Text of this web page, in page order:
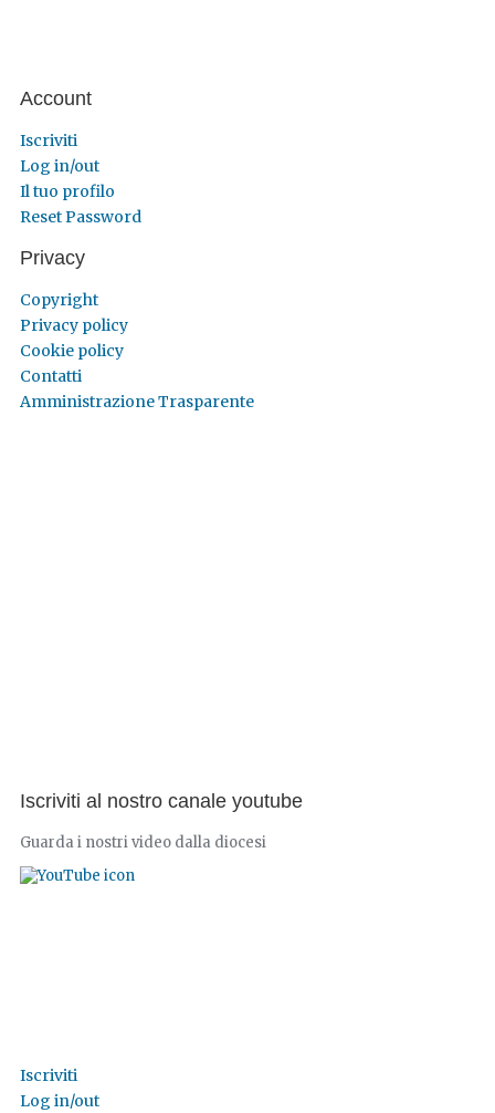
Account
Iscriviti
Log in/out
Il tuo profilo
Reset Password
Privacy
Copyright
Privacy policy
Cookie policy
Contatti
Amministrazione Trasparente
Iscriviti al nostro canale youtube
Guarda i nostri video dalla diocesi
Iscriviti
Log in/out